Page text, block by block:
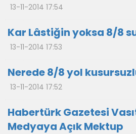
13-11-2014 17:54
Kar Lâstiğin yoksa 8/8
13-11-2014 17:53
Nerede 8/8 yol
13-11-2014 17:52
Habertürk Gazetesi
Medyaya Açık Mektup